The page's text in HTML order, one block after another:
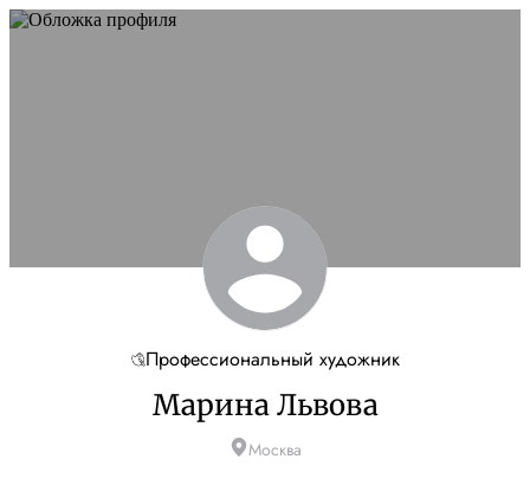
Профессиональный художник
Марина Львова
Москва